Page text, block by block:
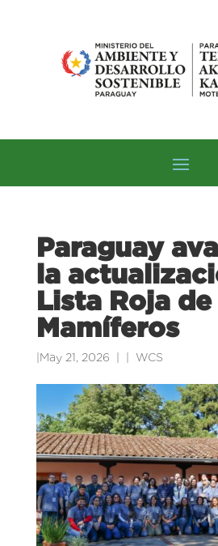
Paraguay
la
Lista Roja de
Mamíferos
May 21, 2026 WCS